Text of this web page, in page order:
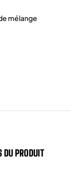
mélange
DU PRODUIT